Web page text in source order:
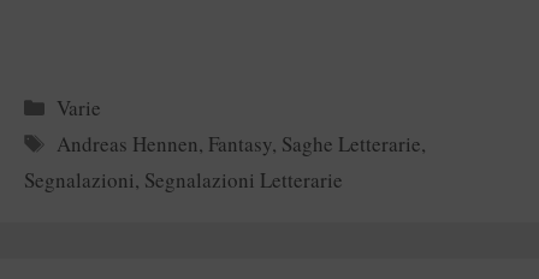
Categorie
Varie
Tag
Andreas Hennen, Fantasy, Saghe Letterarie,
Segnalazioni, Segnalazioni Letterarie